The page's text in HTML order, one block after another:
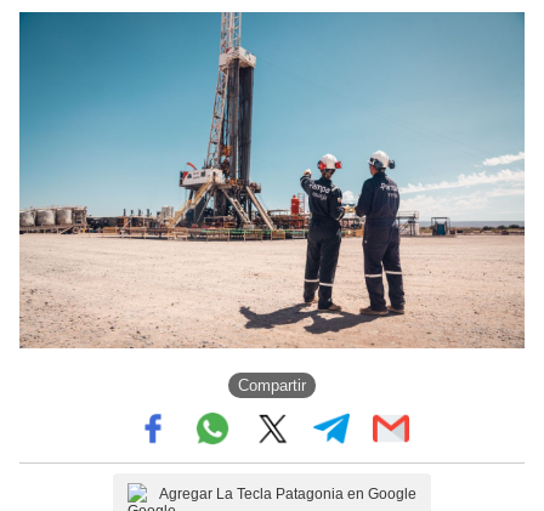
Compartir
Agregar La Tecla Patagonia en Google